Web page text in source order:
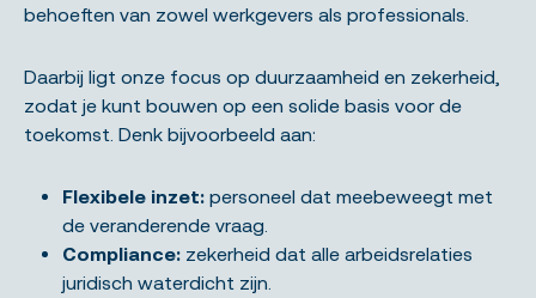
behoeften van zowel werkgevers als professionals.
Daarbij ligt onze focus op duurzaamheid en zekerheid,
zodat je kunt bouwen op een solide basis voor de
toekomst. Denk bijvoorbeeld aan:
Flexibele inzet: personeel dat meebeweegt met
de veranderende vraag.
Compliance: zekerheid dat alle arbeidsrelaties
juridisch waterdicht zijn.